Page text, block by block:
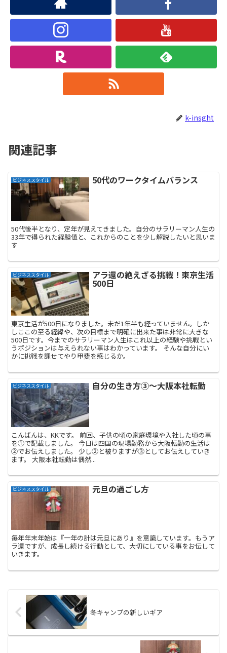
k-insght
関連記事
ビジネススタイル 50代のワークタイムバランス
50代後半となり、定年が見えてきました。自分のサラリーマン人生の
33年で得られた経験値と、これからのことを少し解説したいと思いま
す
ビジネススタイル アラ還の絶えざる挑戦！東京生活
500日
東京生活が500日になりました。未だ1年半も経っていません。しか
しここの至る経緯や、次の目標まで明確に出来た事は非常に大きな
500日です。今までのサラリーマン人生はこれ以上の経験や挑戦とい
うポジションは与えられない事はわかっています。 そんな自分にい
かに挑戦を課せてやり甲斐を感じるか。
ビジネススタイル 自分の生き方③〜大阪本社転勤
こんばんは、KKです。 前回、子供の頃の家庭環境や入社した頃の事
を①で記載しました。 今日は四国の現場勤務から大阪転勤の生活は
②でお伝えしました。 少し②と被りますが③としてお伝えしていき
ます。 大阪本社転勤は偶然...
ビジネススタイル 元旦の過ごし方
毎年年末年始は『一年の計は元旦にあり』を意識しています。もうア
ラ還ですが、成長し続ける行動として、大切にしている事をお伝して
いきます。
冬キャンプの新しいギア